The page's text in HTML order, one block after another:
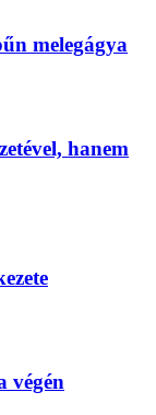
melegágya
hanem
végén